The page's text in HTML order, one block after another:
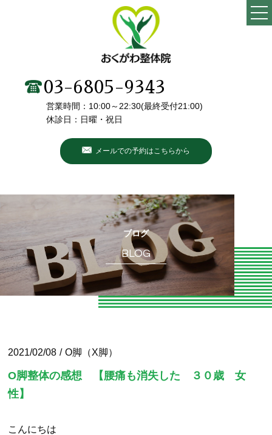
当院の特徴
施術メニュー・料金
院長・スタッフ紹介
初めての方へ
こんなお悩みありませんか？
ブログ
お知らせ
専門家向けセミナー
O脚専門
専門家やトレーナーの声
03-6805-9343
営業時間：10:00～22:30(最終受付21:00)
休診日：日曜・祝日
メールでの予約はこちらから
ブログ
BLOG
2021/02/08 O脚（X脚）
O脚整体の感想 【腰痛も消失した ３０歳 女
性】
こんにちは